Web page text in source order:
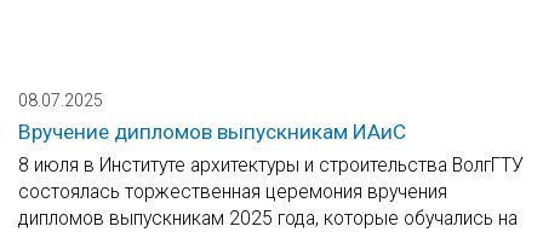
08.07.2025
Вручение дипломов выпускникам ИАиС
8 июля в Институте архитектуры и строительства ВолгГТУ
состоялась торжественная церемония вручения
дипломов выпускникам 2025 года, которые обучались на